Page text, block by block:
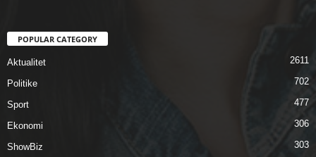
POPULAR CATEGORY
Aktualitet 2611
Politike 702
Sport 477
Ekonomi 306
ShowBiz 303